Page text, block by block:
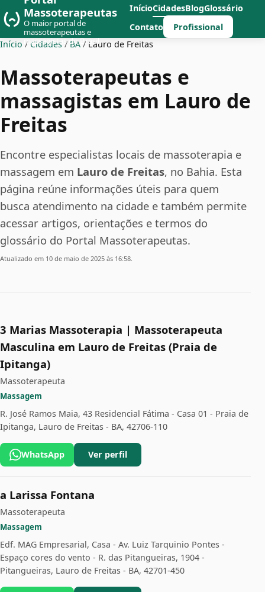
Massoterapeutas
O maior portal de
massoterapeutas e
massagistas do Brasil
InícioCidadesBlogGlossário
Contato
Profissional
Início / Cidades / BA / Lauro de Freitas
Massoterapeutas e
massagistas em Lauro de
Freitas
Encontre especialistas locais de massoterapia e
massagem em Lauro de Freitas, no Bahia. Esta
página reúne informações úteis para quem
busca atendimento na cidade e também permite
acessar artigos, orientações e termos do
glossário do Portal Massoterapeutas.
Atualizado em 10 de maio de 2025 às 16:58.
3 Marias Massoterapia | Massoterapeuta
Masculina em Lauro de Freitas (Praia de
Ipitanga)
Massoterapeuta
Massagem
R. José Ramos Maia, 43 Residencial Fátima - Casa 01 - Praia de
Ipitanga, Lauro de Freitas - BA, 42706-110
WhatsApp Ver perfil
a Larissa Fontana
Massoterapeuta
Massagem
Edf. MAG Empresarial, Casa - Av. Luiz Tarquinio Pontes -
Espaço cores do vento - R. das Pitangueiras, 1904 -
Pitangueiras, Lauro de Freitas - BA, 42701-450